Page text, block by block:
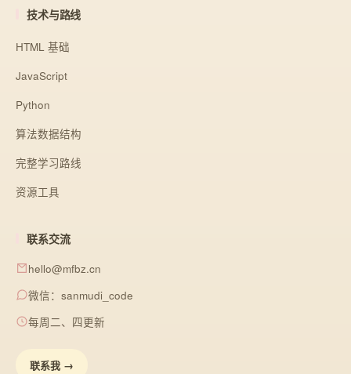
技术与路线
HTML 基础
JavaScript
Python
算法数据结构
完整学习路线
资源工具
联系交流
hello@mfbz.cn
微信：sanmudi_code
每周二、四更新
联系我 →